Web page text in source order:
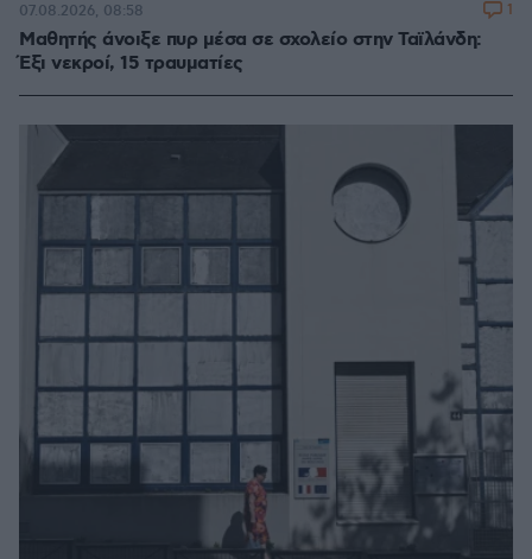
Μαθητής άνοιξε πυρ μέσα σε σχολείο στην Ταϊλάνδη:
Έξι νεκροί, 15 τραυματίες
07.08.2026, 08:58 1